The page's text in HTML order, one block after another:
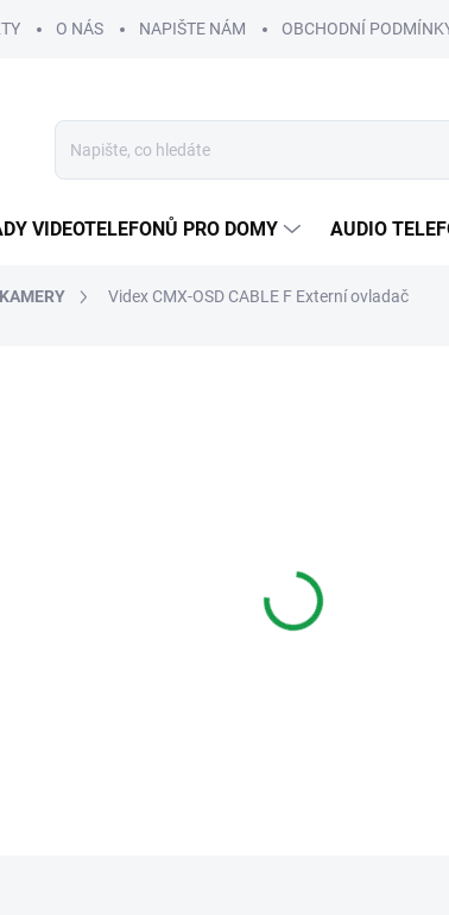
O NÁS NAPIŠTE NÁM OBCHODNÍ
VIDEOTELEFONŮ PRO DOMY AUDIO
Videx CMX-OSD CABLE F Externí ovladač